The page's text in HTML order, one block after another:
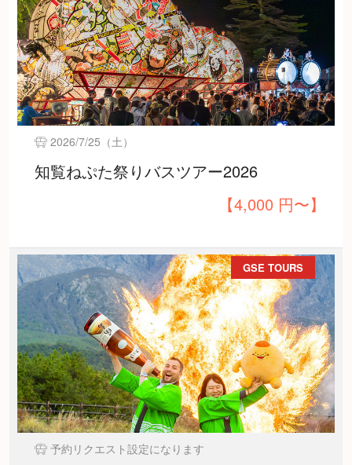
2026/7/25（土）
知覧ねぷた祭りバスツアー2026
【4,000 円〜】
GSE TOURS
予約リクエスト設定になります